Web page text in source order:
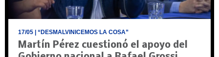
17/05 | “DESMALVINICEMOS LA COSA”
Martín Pérez cuestionó el apoyo del